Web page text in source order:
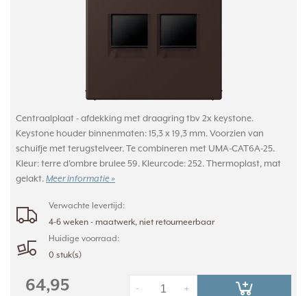
Centraalplaat - afdekking met draagring tbv 2x keystone.
Keystone houder binnenmaten: 15,3 x 19,3 mm. Voorzien van
schuifje met terugstelveer. Te combineren met UMA-CAT6A-25.
Kleur: terre d'ombre brulee 59. Kleurcode: 252. Thermoplast, mat
gelakt. Meer informatie »
Verwachte levertijd:
4-6 weken - maatwerk, niet retourneerbaar
Huidige voorraad:
0 stuk(s)
64,95 +
-